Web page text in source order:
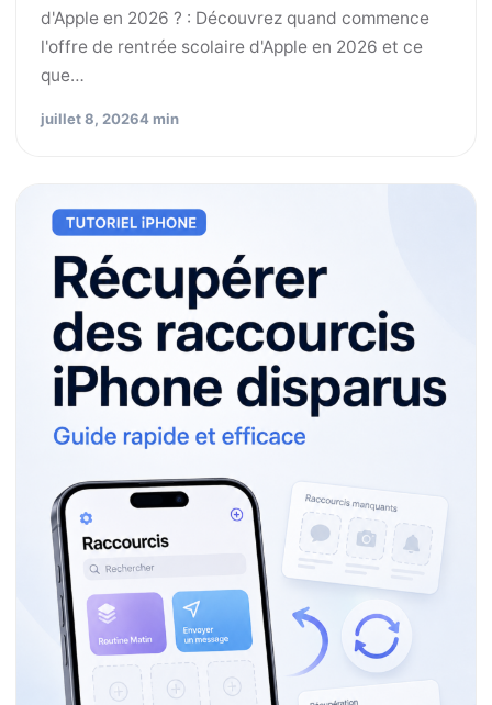
d'Apple en 2026 ? : Découvrez quand commence
l'offre de rentrée scolaire d'Apple en 2026 et ce
que…
juillet 8, 20264 min